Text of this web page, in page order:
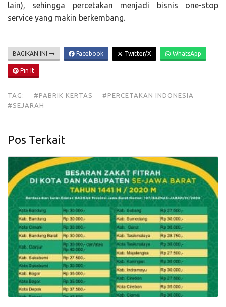
lain), sehingga percetakan menjadi bisnis one-stop
service yang makin berkembang.
BAGIKAN INI Facebook Twitter/X WhatsApp
Pin It
TAG: #PABRIK KERTAS
#PERCETAKAN INDONESIA
#SEJARAH
Pos Terkait